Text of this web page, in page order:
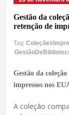
Gestão da
retenção de
Tag
Gestão da
impressos nos
A coleção